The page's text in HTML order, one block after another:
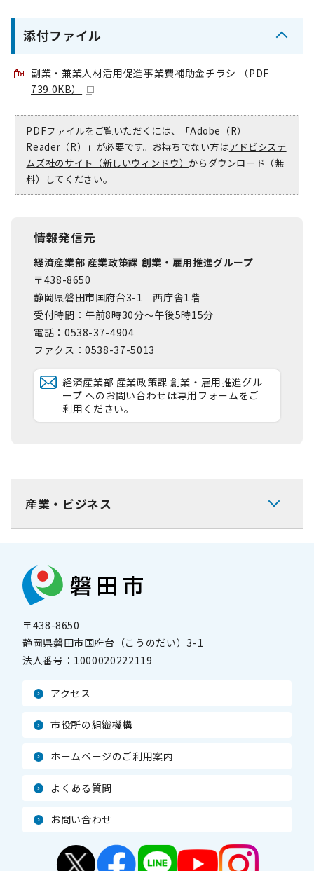
添付ファイル
副業・兼業人材活用促進事業費補助金チラシ （PDF
739.0KB）
PDFファイルをご覧いただくには、「Adobe（R）
Reader（R）」が必要です。お持ちでない方はアドビシステ
ムズ社のサイト（新しいウィンドウ） からダウンロード（無
料）してください。
情報発信元
経済産業部 産業政策課 創業・雇用推進グループ
〒438-8650
静岡県磐田市国府台3-1 西庁舎1階
受付時間：午前8時30分～午後5時15分
電話：0538-37-4904
ファクス：0538-37-5013
経済産業部 産業政策課 創業・雇用推進グル
ープ へのお問い合わせは専用フォームをご
利用ください。
産業・ビジネス
〒438-8650
静岡県磐田市国府台（こうのだい）3-1
法人番号： 1000020222119
アクセス
市役所の組織機構
ホームページのご利用案内
よくある質問
お問い合わせ